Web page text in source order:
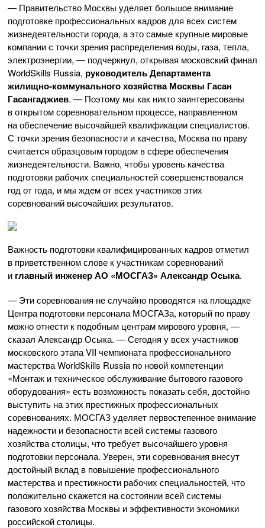
— Правительство Москвы уделяет большое внимание
подготовке профессиональных кадров для всех систем
жизнедеятельности города, а это самые крупные мировые
компании с точки зрения распределения воды, газа, тепла,
электроэнергии, — подчеркнул, открывая московский финал
WorldSkills Russia, руководитель Департамента
жилищно-коммунальногохозяйства Москвы Гасан
Гасангаджиев. — Поэтому мы как никто заинтересованы
в открытом соревновательном процессе, направленном
на обеспечение высочайшей квалификации специалистов.
С точки зрения безопасности и качества, Москва по праву
считается образцовым городом в сфере обеспечения
жизнедеятельности. Важно, чтобы уровень качества
подготовки рабочих специальностей совершенствовался
год от года, и мы ждем от всех участников этих
соревнований высочайших результатов.
Важность подготовки квалифицированных кадров отметил
в приветственном слове к участникам соревнований
и главный инженерАО «МОСГАЗ» Александр Осыка.
— Эти соревнования не случайно проводятся на площадке
Центра подготовки персонала МОСГАЗа, который по праву
можно отнести к подобным центрам мирового уровня, —
сказал Александр Осыка. — Сегодня у всех участников
московского этапа VII чемпионата профессионального
мастерства WorldSkills Russia по новой компетенции
«Монтаж и техническое обслуживание бытового газового
оборудования» есть возможность показать себя, достойно
выступить на этих престижных профессиональных
соревнованиях. МОСГАЗ уделяет первостепенное внимание
надежности и безопасности всей системы газового
хозяйства столицы, что требует высочайшего уровня
подготовки персонала. Уверен, эти соревнования внесут
достойный вклад в повышение профессионального
мастерства и престижности рабочих специальностей, что
положительно скажется на состоянии всей системы
газового хозяйства Москвы и эффективности экономики
российской столицы.